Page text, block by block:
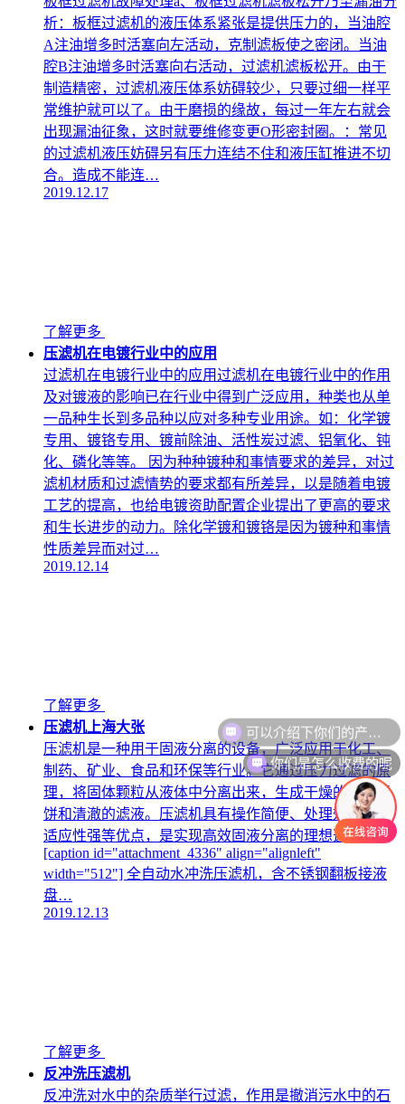
析：板框过滤机的液压体系紧张是提供压力的，当油腔
A注油增多时活塞向左活动，克制滤板使之密闭。当油
腔B注油增多时活塞向右活动，过滤机滤板松开。由于
制造精密，过滤机液压体系妨碍较少，只要过细一样平
常维护就可以了。由于磨损的缘故，每过一年左右就会
出现漏油征象，这时就要维修变更O形密封圈。：常见
的过滤机液压妨碍另有压力连结不住和液压缸推进不切
合。造成不能连…
2019.12.17
了解更多
压滤机在电镀行业中的应用
过滤机在电镀行业中的应用过滤机在电镀行业中的作用
及对镀液的影响已在行业中得到广泛应用，种类也从单
一品种生长到多品种以应对多种专业用途。如：化学镀
专用、镀铬专用、镀前除油、活性炭过滤、铝氧化、钝
化、磷化等等。 因为种种镀种和事情要求的差异，对过
滤机材质和过滤情势的要求都有所差异，以是随着电镀
工艺的提高，也给电镀资助配置企业提出了更高的要求
和生长进步的动力。除化学镀和镀铬是因为镀种和事情
性质差异而对过…
2019.12.14
了解更多
压滤机上海大张
压滤机是一种用于固液分离的设备，广泛应用于化工、
制药、矿业、食品和环保等行业。它通过压力过滤的原
理，将固体颗粒从液体中分离出来，生成干燥的固体滤
饼和清澈的滤液。压滤机具有操作简便、处理效率高、
适应性强等优点，是实现高效固液分离的理想选择。
[caption id="attachment_4336" align="alignleft"
width="512"] 全自动水冲洗压滤机，含不锈钢翻板接液
盘…
2019.12.13
了解更多
反冲洗压滤机
反冲洗对水中的杂质举行过滤，作用是撤消污水中的石
可以介绍下你们的产品么
你们是怎么收费的呢